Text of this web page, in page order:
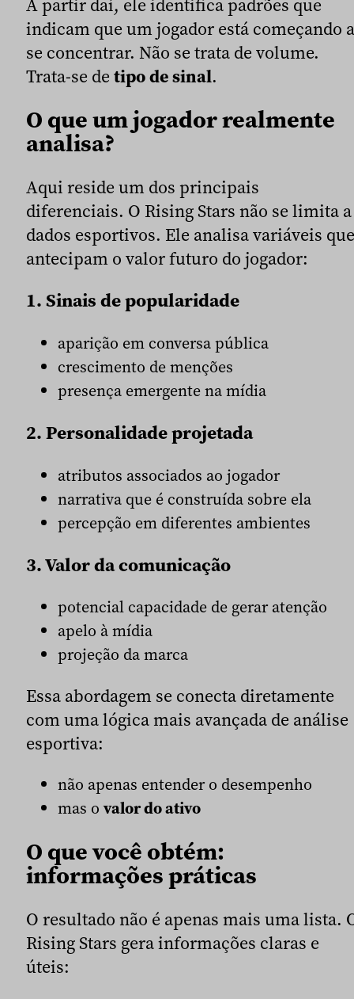
A partir daí, ele identifica padrões que
indicam que um jogador está começando a
se concentrar. Não se trata de volume.
Trata-se de tipo de sinal.
O que um jogador realmente
analisa?
Aqui reside um dos principais
diferenciais. O Rising Stars não se limita a
dados esportivos. Ele analisa variáveis que
antecipam o valor futuro do jogador:
1. Sinais de popularidade
aparição em conversa pública
crescimento de menções
presença emergente na mídia
2. Personalidade projetada
atributos associados ao jogador
narrativa que é construída sobre ela
percepção em diferentes ambientes
3. Valor da comunicação
potencial capacidade de gerar atenção
apelo à mídia
projeção da marca
Essa abordagem se conecta diretamente
com uma lógica mais avançada de análise
esportiva:
não apenas entender o desempenho
mas ovalor do ativo
O que você obtém:
informações práticas
O resultado não é apenas mais uma lista.
Rising Stars gera informações claras e
úteis: